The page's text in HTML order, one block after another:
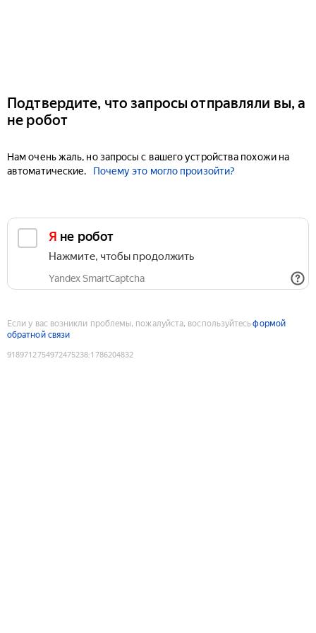
Подтвердите, что запросы отправляли вы, а
не робот
Нам очень жаль, но запросы с вашего устройства похожи на
автоматические.
Почему это могло произойти?
Я не робот
Нажмите, чтобы продолжить
Yandex SmartCaptcha
Если у вас возникли проблемы, пожалуйста, воспользуйтесьформой
обратной связи
9189712754972475238:1786204832